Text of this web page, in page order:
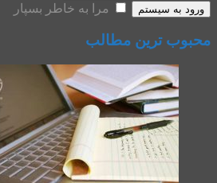
ورود به سیستم مرا به خاطر بسپار
محبوب ترین مطالب